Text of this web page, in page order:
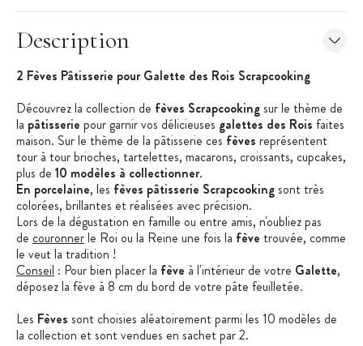
Description
2 Fèves Pâtisserie pour Galette des Rois Scrapcooking
Découvrez la collection de fèves Scrapcookingsur le thème de
la pâtisserie pour garnir vos délicieuses galettes des Rois faites
maison. Sur le thème de la pâtisserie ces fèves représentent
tour à tour brioches, tartelettes, macarons, croissants, cupcakes,
plus de 10 modèles à collectionner.
En porcelaine, les fèves pâtisserie Scrapcookingsont très
colorées, brillantes et réalisées avec précision.
Lors de la dégustation en famille ou entre amis, n'oubliez pas
de couronnerle Roi ou la Reine une fois la fève trouvée, comme
le veut la tradition !
Conseil : Pour bien placer la fève à l'intérieur de votre Galette,
déposez la fève à 8 cm du bord de votre pâte feuilletée.
Les Fèves sont choisies aléatoirement parmi les 10 modèles de
la collection et sont vendues en sachet par 2.